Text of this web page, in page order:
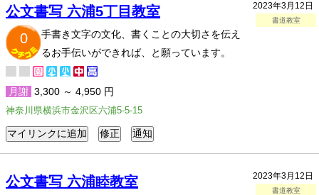
2023年3月12日
書道教室
公文書写 六浦5丁目教室
0
手書き文字の文化、書くことの大切さを伝え
るお手伝いができれば、と願っています。
月謝 3,300 ～ 4,950 円
神奈川県横浜市金沢区六浦5-5-15
2023年3月12日
書道教室
公文書写 六浦睦教室